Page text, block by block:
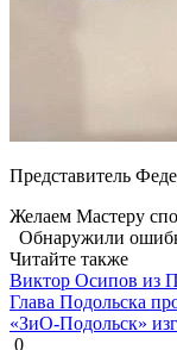
Представитель
Желаем Мастеру
Обнаружили
Читайте также
Виктор Осипов из
Глава Подольска
«ЗиО-Подольск»
0